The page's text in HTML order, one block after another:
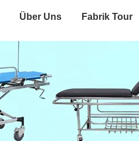
Über Uns Fabrik Tour